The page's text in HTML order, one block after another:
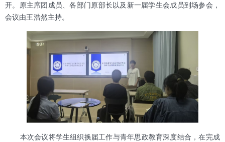
开。原主席团成员、各部门原部长以及新一届学生会成员到场参会，
会议由王浩然主持。
本次会议将学生组织换届工作与青年思政教育深度结合，在完成